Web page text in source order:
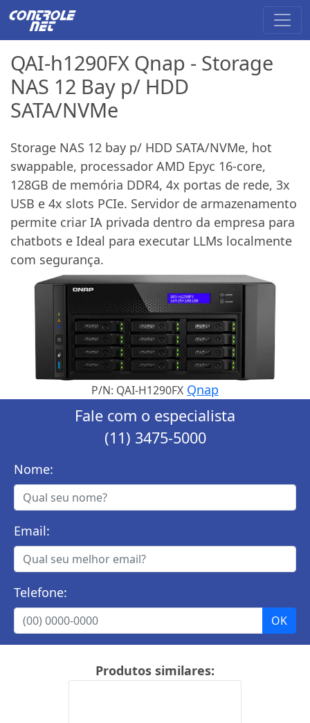
QAI-h1290FX Qnap - Storage
NAS 12 Bay p/ HDD
SATA/NVMe
Storage NAS 12 bay p/ HDD SATA/NVMe, hot
swappable, processador AMD Epyc 16-core,
128GB de memória DDR4, 4x portas de rede, 3x
USB e 4x slots PCIe. Servidor de armazenamento
permite criar IA privada dentro da empresa para
chatbots e Ideal para executar LLMs localmente
com segurança.
P/N: QAI-H1290FX Qnap
Fale com o especialista
(11) 3475-5000
Nome:
Email:
Telefone:
Produtos similares: